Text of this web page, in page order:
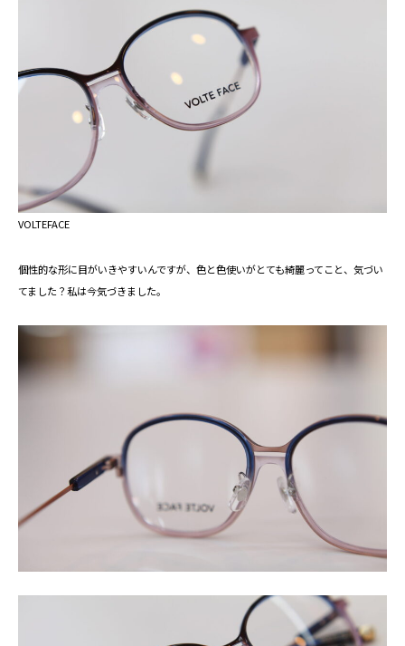
VOLTEFACE
個性的な形に目がいきやすいんですが、色と色使いがとても綺麗ってこと、気づい
てました？私は今気づきました。